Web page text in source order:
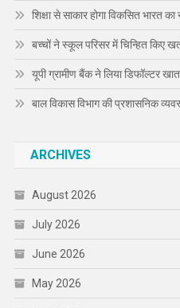
शिक्षा से साकार होगा विकसित भारत
बच्चों ने स्कूल परिसर में चिन्हित किए
यूपी ग्रामीण बैंक ने लिया डिफॉल्टर
बाल विकास विभाग की प्रशासनिक
ARCHIVES
August 2026
July 2026
June 2026
May 2026